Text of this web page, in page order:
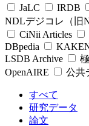
JaLC
IRDB
NDLデジコレ（旧
CiNii Articles
DBpedia
LSDB Archive
OpenAIRE
公共
すべて
研究データ
論文